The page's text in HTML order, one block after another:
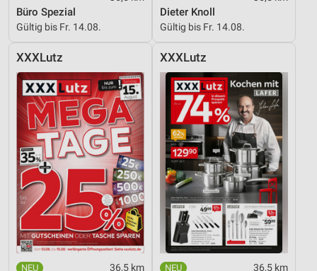
Büro Spezial
Gültig bis Fr. 14.08.
Dieter Knoll
Gültig bis Fr. 14.08.
XXXLutz
36,5 km
XXXLutz
36,5 km